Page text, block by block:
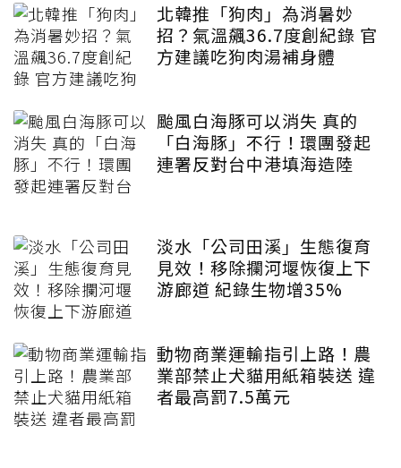
北韓推「狗肉」為消暑妙
招？氣溫飆36.7度創紀錄 官
方建議吃狗肉湯補身體
颱風白海豚可以消失 真的
「白海豚」不行！環團發起
連署反對台中港填海造陸
淡水「公司田溪」生態復育
見效！移除攔河堰恢復上下
游廊道 紀錄生物增35%
動物商業運輸指引上路！農
業部禁止犬貓用紙箱裝送 違
者最高罰7.5萬元